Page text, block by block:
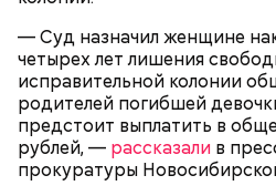
— Суд назначил женщине
четырех лет лишения
исправительной колонии
родителей погибшей
предстоит выплатить в
рублей, — рассказали в
прокуратуры
Кто еще был жертвой
Как идет